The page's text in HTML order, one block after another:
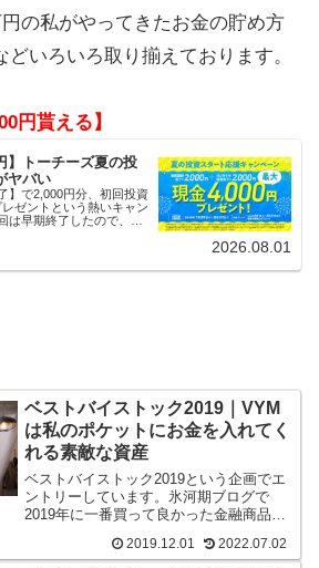
の私がやってきたお金の貯め方
いろいろ取り揃えております。
円貰える】
】トーチーズ夏の投
ヤバい
】で2,000円分、初回投資
ゼントという熱いキャン
は早期終了したので、使
2026.08.01
ベストバイストック2019｜VYM
は私のポケットにお金を入れてく
れる素敵な資産
ベストバイストック2019という企画でエ
ントリーしています。氷河期ブログで
2019年に一番買って良かった金融商品は
心境や今後の動きも消化しています。
2019.12.01 2022.07.02